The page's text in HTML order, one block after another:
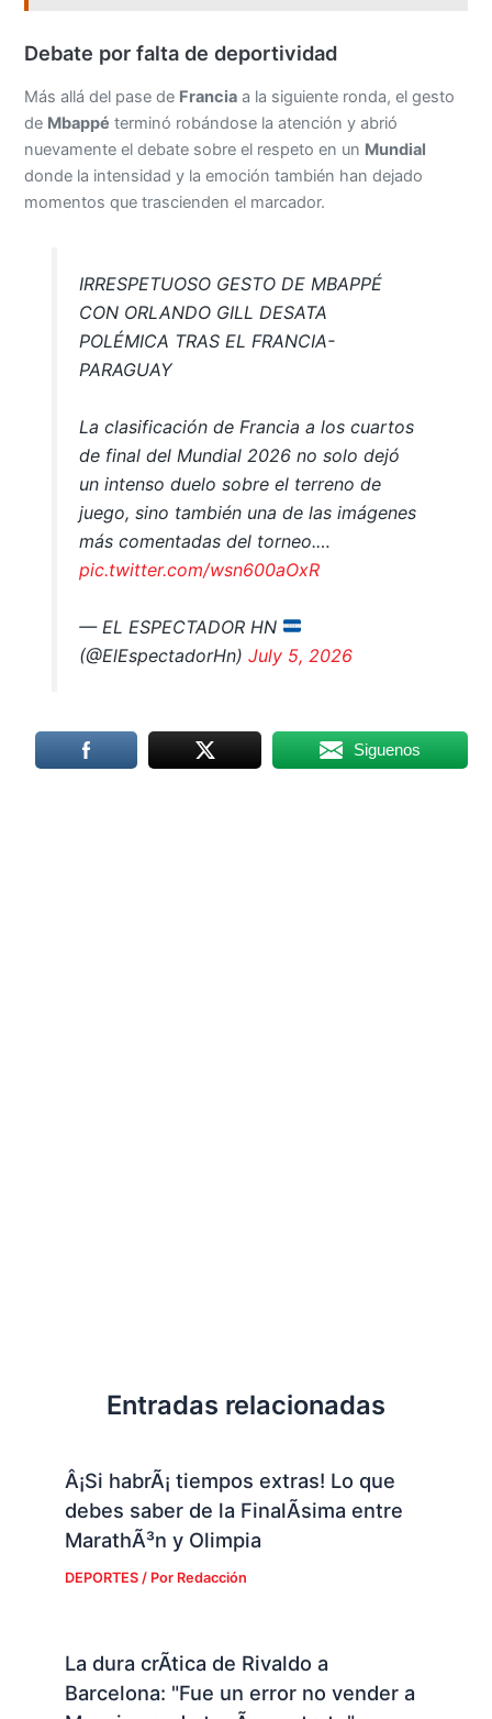
Debate por falta de deportividad
Más allá del pase de Francia a la siguiente ronda, el gesto
de Mbappé terminó robándose la atención y abrió
nuevamente el debate sobre el respeto en un Mundial
donde la intensidad y la emoción también han dejado
momentos que trascienden el marcador.
IRRESPETUOSO GESTO DE MBAPPÉ
CON ORLANDO GILL DESATA
POLÉMICA TRAS EL FRANCIA-
PARAGUAY
La clasificación de Francia a los cuartos
de final del Mundial 2026 no solo dejó
un intenso duelo sobre el terreno de
juego, sino también una de las imágenes
más comentadas del torneo.…
pic.twitter.com/wsn600aOxR
— EL ESPECTADOR HN
(@ElEspectadorHn) July 5, 2026
Siguenos
Entradas relacionadas
Â¡Si habrÃ¡ tiempos extras! Lo que
debes saber de la FinalÃ­sima entre
MarathÃ³n y Olimpia
DEPORTES/ Por Redacción
La dura crÃ­tica de Rivaldo a
Barcelona: "Fue un error no vender a